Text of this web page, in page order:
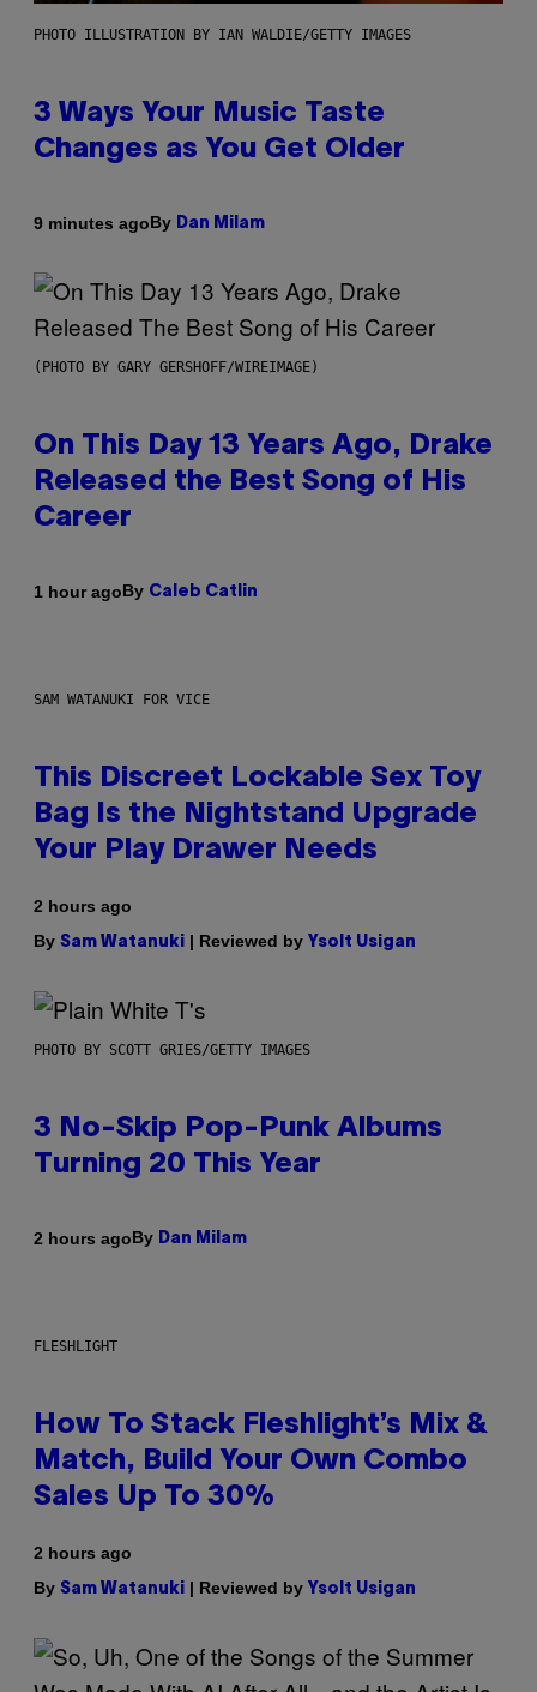
PHOTO ILLUSTRATION BY IAN WALDIE/GETTY IMAGES
3 Ways Your Music Taste
Changes as You Get Older
9 minutes agoBy Dan Milam
(PHOTO BY GARY GERSHOFF/WIREIMAGE)
On This Day 13 Years Ago, Drake
Released the Best Song of His
Career
1 hour agoBy Caleb Catlin
SAM WATANUKI FOR VICE
This Discreet Lockable Sex Toy
Bag Is the Nightstand Upgrade
Your Play Drawer Needs
2 hours ago
By Sam Watanuki | Reviewed by Ysolt Usigan
PHOTO BY SCOTT GRIES/GETTY IMAGES
3 No-Skip Pop-Punk Albums
Turning 20 This Year
2 hours agoBy Dan Milam
FLESHLIGHT
How To Stack Fleshlight’s Mix &
Match, Build Your Own Combo
Sales Up To 30%
2 hours ago
By Sam Watanuki | Reviewed by Ysolt Usigan